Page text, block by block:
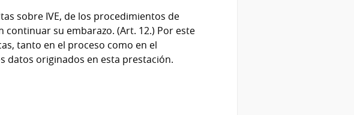
sobre IVE, de los procedimientos de
su embarazo. (Art. 12.) Por este
tanto en el proceso como en el
datos originados en esta prestación.